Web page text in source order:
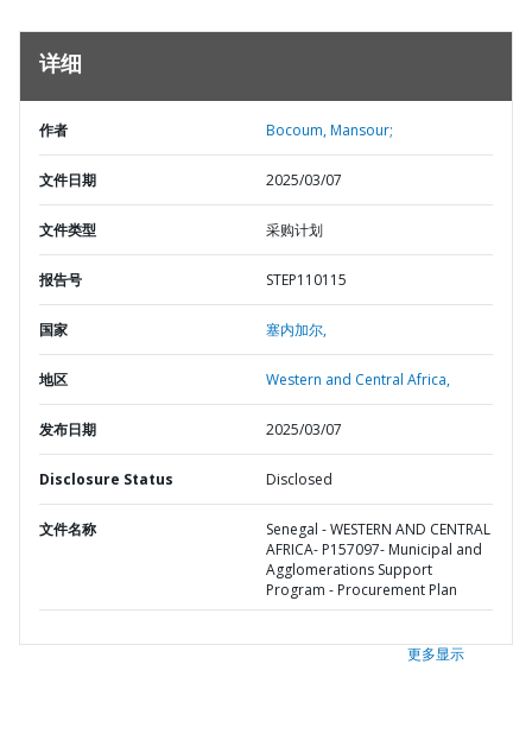
详细
作者 Bocoum, Mansour;
文件日期 2025/03/07
文件类型 采购计划
报告号 STEP110115
国家 塞内加尔,
地区 Western and Central Africa,
发布日期 2025/03/07
Disclosure Status Disclosed
文件名称
Senegal - WESTERN AND CENTRAL
AFRICA- P157097- Municipal and
Agglomerations Support
Program - Procurement Plan
更多显示